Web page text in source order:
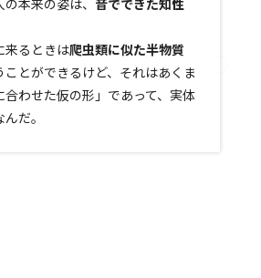
来るときは爬虫類に似た半物質
ことができるけど、それはあくま
合わせた仮の形」であって、実体
だ。